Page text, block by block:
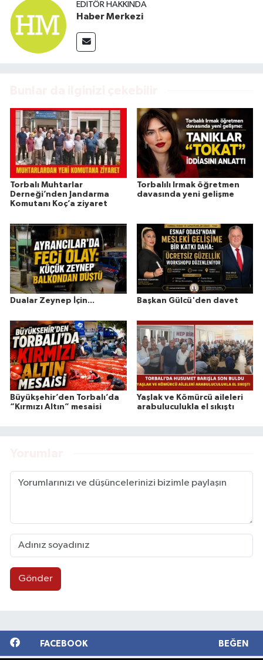
EDITÖR HAKKINDA
Haber Merkezi
Torbalı Muhtarlar
Derneği’nden Jandarma
Komutanı Koç’a ziyaret
Torbalılı Irmak öğretmen
davasında yeni gelişme
Dualar Zeynep İçin... Başkan Gülcü'den davet
Büyükşehir’den Torbalı’da
“Kırmızı Altın” mesaisi
Yaşlak ve Kömürcü aileleri
arabuluculukla el sıkıştı
Gönder
FACEBOOK BEĞEN